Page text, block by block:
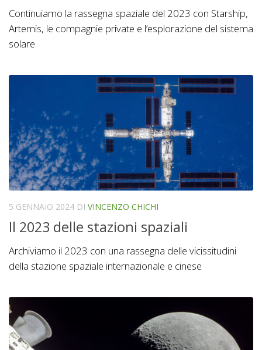
Continuiamo la rassegna spaziale del 2023 con Starship,
Artemis, le compagnie private e l’esplorazione del sistema
solare
5 GENNAIO 2024 DI VINCENZO CHICHI
Il 2023 delle stazioni spaziali
Archiviamo il 2023 con una rassegna delle vicissitudini
della stazione spaziale internazionale e cinese